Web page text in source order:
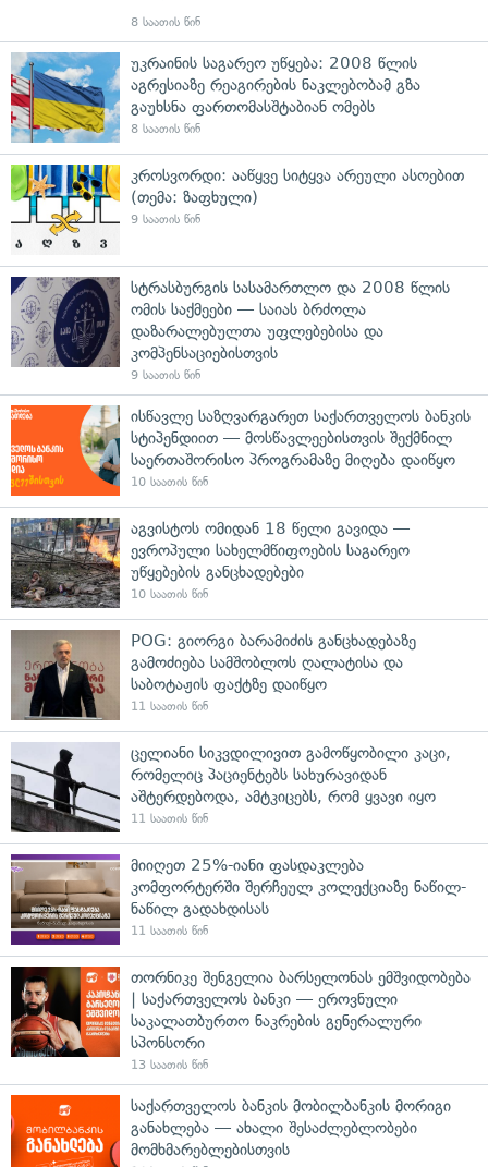
8 საათის წინ
უკრაინის საგარეო უწყება: 2008 წლის
აგრესიაზე რეაგირების ნაკლებობამ გზა
გაუხსნა ფართომასშტაბიან ომებს
8 საათის წინ
კროსვორდი: ააწყვე სიტყვა არეული ასოებით
(თემა: ზაფხული)
9 საათის წინ
სტრასბურგის სასამართლო და 2008 წლის
ომის საქმეები — საიას ბრძოლა
დაზარალებულთა უფლებებისა და
კომპენსაციებისთვის
9 საათის წინ
ისწავლე საზღვარგარეთ საქართველოს ბანკის
სტიპენდიით — მოსწავლეებისთვის შექმნილ
საერთაშორისო პროგრამაზე მიღება დაიწყო
10 საათის წინ
აგვისტოს ომიდან 18 წელი გავიდა —
ევროპული სახელმწიფოების საგარეო
უწყებების განცხადებები
10 საათის წინ
POG: გიორგი ბარამიძის განცხადებაზე
გამოძიება სამშობლოს ღალატისა და
საბოტაჟის ფაქტზე დაიწყო
11 საათის წინ
ცელიანი სიკვდილივით გამოწყობილი კაცი,
რომელიც პაციენტებს სახურავიდან
აშტერდებოდა, ამტკიცებს, რომ ყვავი იყო
11 საათის წინ
მიიღეთ 25%-იანი ფასდაკლება
კომფორტერში შერჩეულ კოლექციაზე ნაწილ-
ნაწილ გადახდისას
11 საათის წინ
თორნიკე შენგელია ბარსელონას ემშვიდობება
| საქართველოს ბანკი — ეროვნული
საკალათბურთო ნაკრების გენერალური
სპონსორი
13 საათის წინ
საქართველოს ბანკის მობილბანკის მორიგი
განახლება — ახალი შესაძლებლობები
მომხმარებლებისთვის